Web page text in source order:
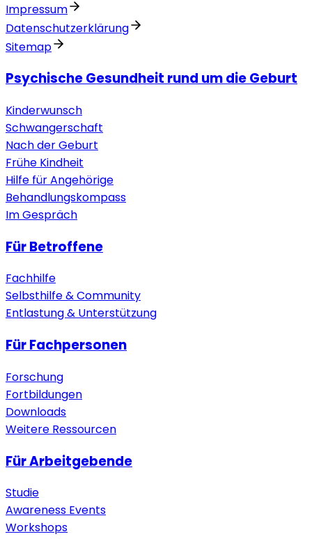
Impressum
Datenschutzerklärung
Sitemap
Psychische Gesundheit rund um die Geburt
Kinderwunsch
Schwangerschaft
Nach der Geburt
Frühe Kindheit
Hilfe für Angehörige
Behandlungskompass
Im Gespräch
Für Betroffene
Fachhilfe
Selbsthilfe & Community
Entlastung & Unterstützung
Für Fachpersonen
Forschung
Fortbildungen
Downloads
Weitere Ressourcen
Für Arbeitgebende
Studie
Awareness Events
Workshops